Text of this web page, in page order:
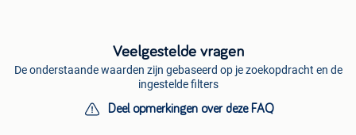
Veelgestelde vragen
De onderstaande waarden zijn gebaseerd op je zoekopdracht en de
ingestelde filters
Deel opmerkingen over deze FAQ